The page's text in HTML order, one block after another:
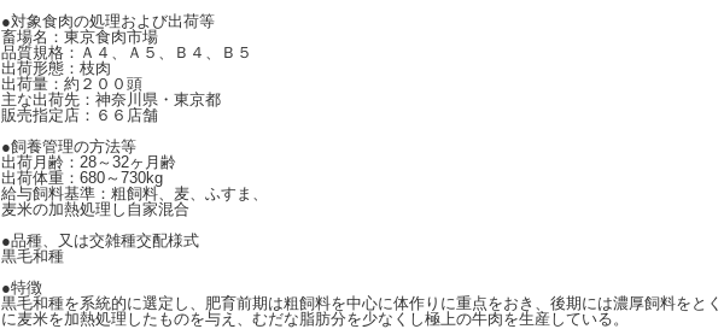
●対象食肉の処理および出荷等
畜場名：東京食肉市場
品質規格：Ａ４、Ａ５、Ｂ４、Ｂ５
出荷形態：枝肉
出荷量：約２００頭
主な出荷先：神奈川県・東京都
販売指定店：６６店舗
●飼養管理の方法等
出荷月齢：28～32ヶ月齢
出荷体重：680～730kg
給与飼料基準：粗飼料、麦、ふすま、
麦米の加熱処理し自家混合
●品種、又は交雑種交配様式
黒毛和種
●特徴
黒毛和種を系統的に選定し、肥育前期は粗飼料を中心に体作りに重点をおき、後期には濃厚飼料をとく
に麦米を加熱処理したものを与え、むだな脂肪分を少なくし極上の牛肉を生産している。